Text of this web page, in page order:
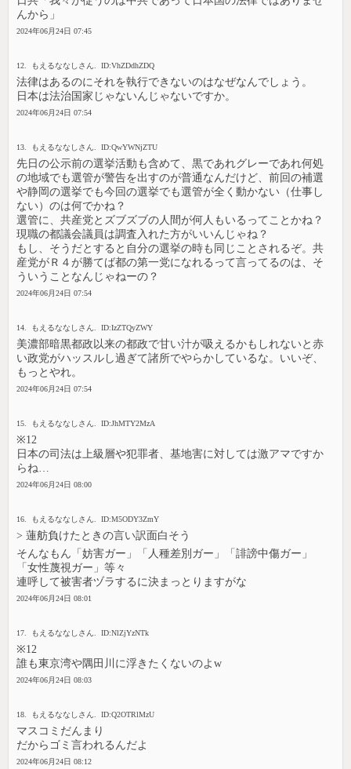
んから」
2024年06月24日 07:45
12. もえるななしさん. ID:VhZDdhZDQ
法律はあるのにそれを執行できないのはなぜなんでしょう。
日本は法治国家じゃないんじゃないですか。
2024年06月24日 07:54
13. もえるななしさん. ID:QwYWNjZTU
先日の公示前の選挙活動も含めて、黒であれグレーであれ何処
の地域でも選管が警告を出すのが普通なんだけど、前回の補選
や静岡の選挙でも今回の選挙でも選管が全く動かない（仕事し
ない）のは何でかね？
選管に、共産党とズブズブの人間が何人もいるってことかね？
現職の都議会議員は調査入れた方がいいんじゃね？
もし、そうだとすると自分の選挙の時も同じことされるぞ。共
産党がＲ４が勝てば都の第一党になれるって言ってるのは、そ
ういうことなんじゃねーの？
2024年06月24日 07:54
14. もえるななしさん. ID:IzZTQyZWY
美濃部暗黒都政以来の都政で甘い汁が吸えるかもしれないと赤
い政党がハッスルし過ぎて諸所でやらかしているな。いいぞ、
もっとやれ。
2024年06月24日 07:54
15. もえるななしさん. ID:JhMTY2MzA
※12
日本の司法は上級層や犯罪者、基地害に対しては激アマですか
らね…
2024年06月24日 08:00
16. もえるななしさん. ID:M5ODY3ZmY
> 蓮舫負けたときの言い訳面白そう
そんなもん「妨害ガー」「人種差別ガー」「誹謗中傷ガー」
「女性蔑視ガー」等々
連呼して被害者ヅラするに決まっとりますがな
2024年06月24日 08:01
17. もえるななしさん. ID:NlZjYzNTk
※12
誰も東京湾や隅田川に浮きたくないのよw
2024年06月24日 08:03
18. もえるななしさん. ID:Q2OTRlMzU
マスコミだんまり
だからゴミ言われるんだよ
2024年06月24日 08:12